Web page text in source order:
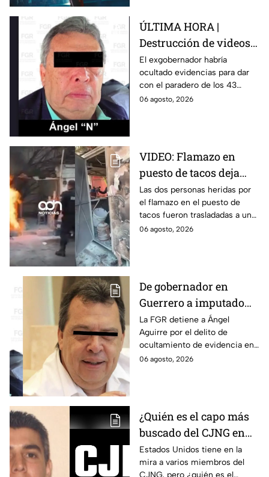
ÚLTIMA HORA |
Destrucción de videos
clave y amenazas a
testigos por parte de
exgobernador Ángel
Aguirre: FGR
El exgobernador habría
ocultado evidencias para dar
con el paradero de los 43
estudiantes desaparecidos de
06 agosto, 2026
VIDEO: Flamazo en
puesto de tacos deja
dos heridos en CDMX
Las dos personas heridas por
el flamazo en el puesto de
tacos fueron trasladadas a un
hospital para recibir atención
06 agosto, 2026
De gobernador en
Guerrero a imputado
por la "Verdad
Histórica"; Así fue como
Ángel Aguirre obstruyó
la justicia en caso
La FGR detiene a Ángel
Aguirre por el delito de
ocultamiento de evidencia en
el caso Ayotzinapa. Esta es la
06 agosto, 2026
¿Quién es el capo más
buscado del CJNG en
Estados Unidos?
Estados Unidos tiene en la
mira a varios miembros del